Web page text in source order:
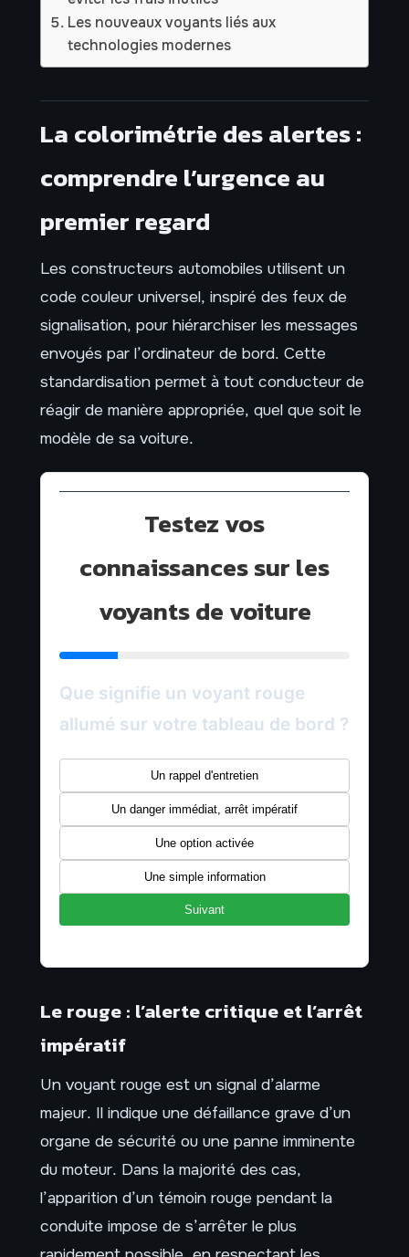
Les nouveaux voyants liés aux
technologies modernes
La colorimétrie des alertes :
comprendre l’urgence au
premier regard
Les constructeurs automobiles utilisent un
code couleur universel, inspiré des feux de
signalisation, pour hiérarchiser les messages
envoyés par l’ordinateur de bord. Cette
standardisation permet à tout conducteur de
réagir de manière appropriée, quel que soit le
modèle de sa voiture.
Testez vos
connaissances sur les
voyants de voiture
Que signifie un voyant rouge
allumé sur votre tableau de bord ?
Un rappel d'entretien
Un danger immédiat, arrêt impératif
Une option activée
Une simple information
Suivant
Le rouge : l’alerte critique et l’arrêt
impératif
Un voyant rouge est un signal d’alarme
majeur. Il indique une défaillance grave d’un
organe de sécurité ou une panne imminente
du moteur. Dans la majorité des cas,
l’apparition d’un témoin rouge pendant la
conduite impose de s’arrêter le plus